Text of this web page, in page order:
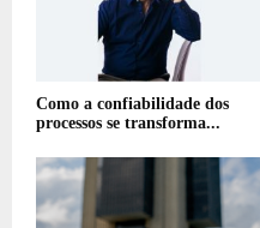
Como a confiabilidade dos
processos se transforma...